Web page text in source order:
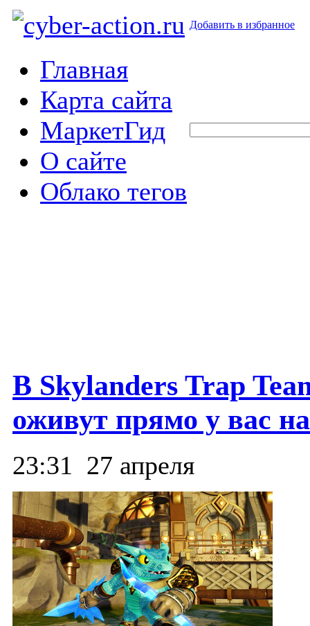
Добавить в избранное
Главная
Карта сайта
МаркетГид
О сайте
Облако тегов
В Skylanders Trap
оживут прямо у вас
23:31 27 апреля